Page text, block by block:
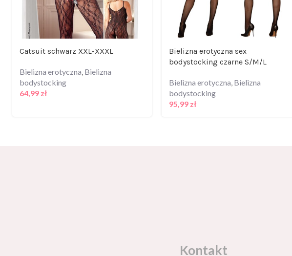
Catsuit schwarz XXL-XXXL
Bielizna erotyczna, Bielizna
bodystocking
64,99 zł
Bielizna erotyczna sex
bodystocking czarne S/M/L
Bielizna erotyczna, Bielizna
bodystocking
95,99 zł
Kontakt